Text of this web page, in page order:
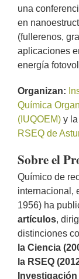
una
en
(fullerenos,
aplicaciones
energía
Organizan:
Química
(IUQOEM) y la
RSEQ de
Sobre el
Químico de
internacional,
1956) ha
artículos,
distinciones
la Ciencia
la RSEQ
Investigación